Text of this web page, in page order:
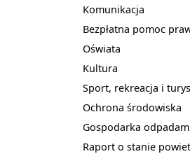
Komunikacja
Bezpłatna pomoc
Oświata
Kultura
Sport, rekreacja i
Ochrona środowiska
Gospodarka
Raport o stanie